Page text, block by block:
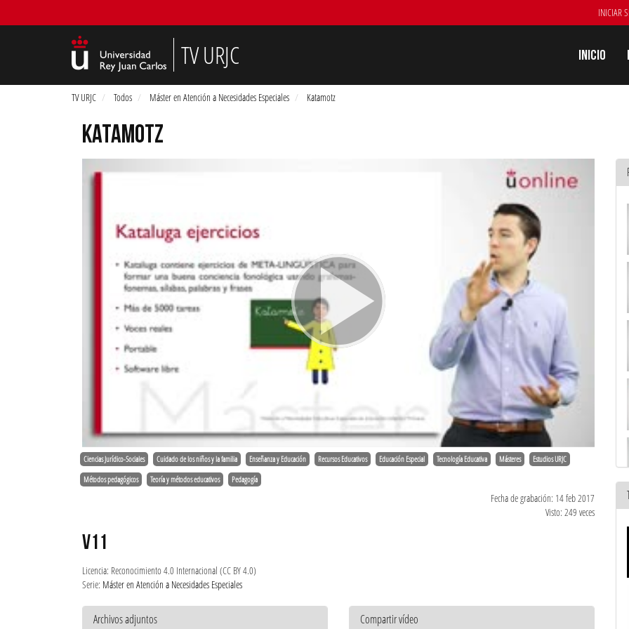
INICIAR
TV URJC Inicio
TV URJC Todos Máster en Atención a Necesidades Especiales Katamotz
KATAMOTZ
Ciencias Jurídico-Sociales Cuidado de los niños y la familia Enseñanza y Educación Recursos Educativos Educación Especial Tecnología Educativa Másteres Estudios URJC
Métodos pedagógicos Teoría y métodos educativos Pedagogía
Fecha de grabación: 14 feb 2017
Visto: 249 veces
V11
Licencia: Reconocimiento 4.0 Internacional (CC BY 4.0)
Serie: Máster en Atención a Necesidades Especiales
Archivos adjuntos Compartir vídeo